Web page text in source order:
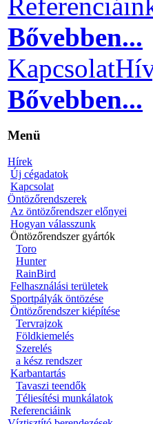
Bővebben...
Kapcsolat
Bővebben...
Menü
Hírek
Új cégadatok
Kapcsolat
Öntözőrendszerek
Az öntözőrendszer előnyei
Hogyan válasszunk
Öntözőrendszer gyártók
Toro
Hunter
RainBird
Felhasználási területek
Sportpályák öntözése
Öntözőrendszer kiépítése
Tervrajzok
Földkiemelés
Szerelés
a kész rendszer
Karbantartás
Tavaszi teendők
Téliesítési munkálatok
Referenciáink